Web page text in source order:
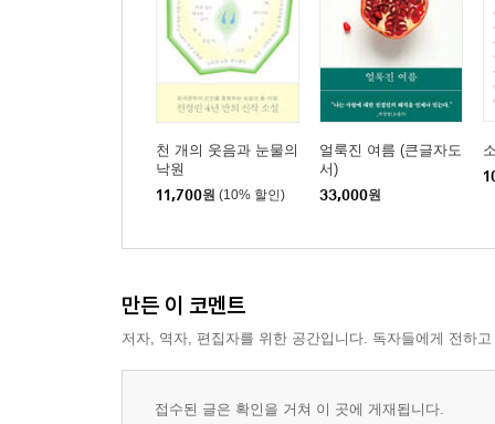
천 개의 웃음과 눈물의
낙원
11,700원 (10% 할인)
얼룩진 여름 (큰글자도
서)
33,000원
만든 이 코멘트
저자, 역자, 편집자를 위한 공간입니다. 독자들에게 전하
접수된 글은 확인을 거쳐 이 곳에 게재됩니다.